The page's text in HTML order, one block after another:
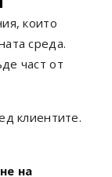
които
среда.
част от
клиентите.
на